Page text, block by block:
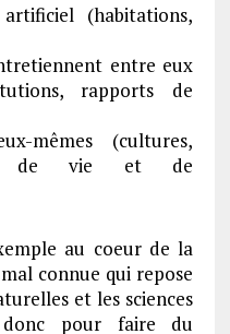
(habitations,
entre eux
rapports de
mêmes (cultures,
de vie et de
au coeur de la
connue qui repose
et les sciences
donc pour faire du